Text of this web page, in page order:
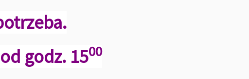
godz. 1500